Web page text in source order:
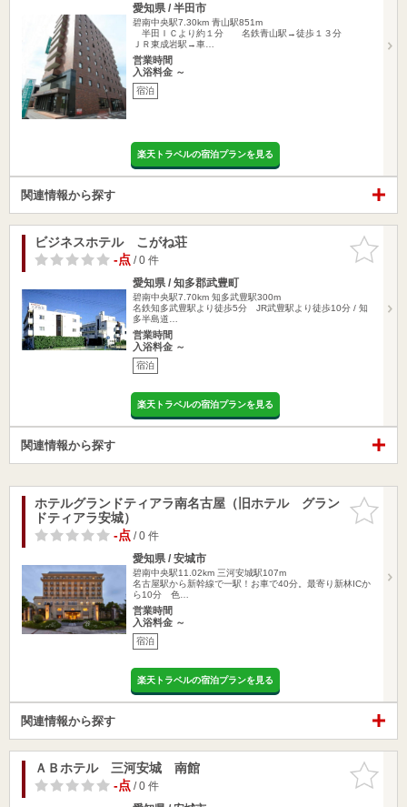
愛知県 / 半田市
碧南中央駅7.30km 青山駅851m
半田ＩＣより約１分 名鉄青山駅→徒歩１３分
ＪＲ東成岩駅→車…
営業時間
入浴料金 ～
宿泊
楽天トラベルの宿泊プランを見る
関連情報から探す
お気に入
りに追加
ビジネスホテル こがね荘
-点/ 0 件
愛知県 / 知多郡武豊町
碧南中央駅7.70km 知多武豊駅300m
名鉄知多武豊駅より徒歩5分 JR武豊駅より徒歩10分 / 知
多半島道…
営業時間
入浴料金 ～
宿泊
楽天トラベルの宿泊プランを見る
関連情報から探す
お気に入
りに追加
ホテルグランドティアラ南名古屋（旧ホテル グラン
ドティアラ安城）
-点/ 0 件
愛知県 / 安城市
碧南中央駅11.02km 三河安城駅107m
名古屋駅から新幹線で一駅！お車で40分。最寄り新林ICか
ら10分 色…
営業時間
入浴料金 ～
宿泊
楽天トラベルの宿泊プランを見る
関連情報から探す
お気に入
りに追加
ＡＢホテル 三河安城 南館
-点/ 0 件